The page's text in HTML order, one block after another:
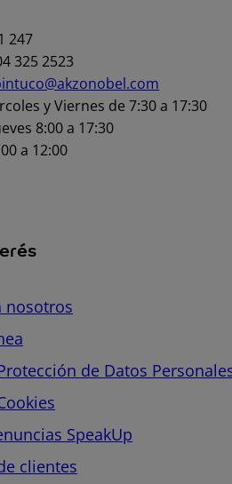
247
325 2523
y Viernes de 7:30 a 17:30
8:00 a 17:30
a 12:00
nosotros
de Datos
SpeakUp
clientes